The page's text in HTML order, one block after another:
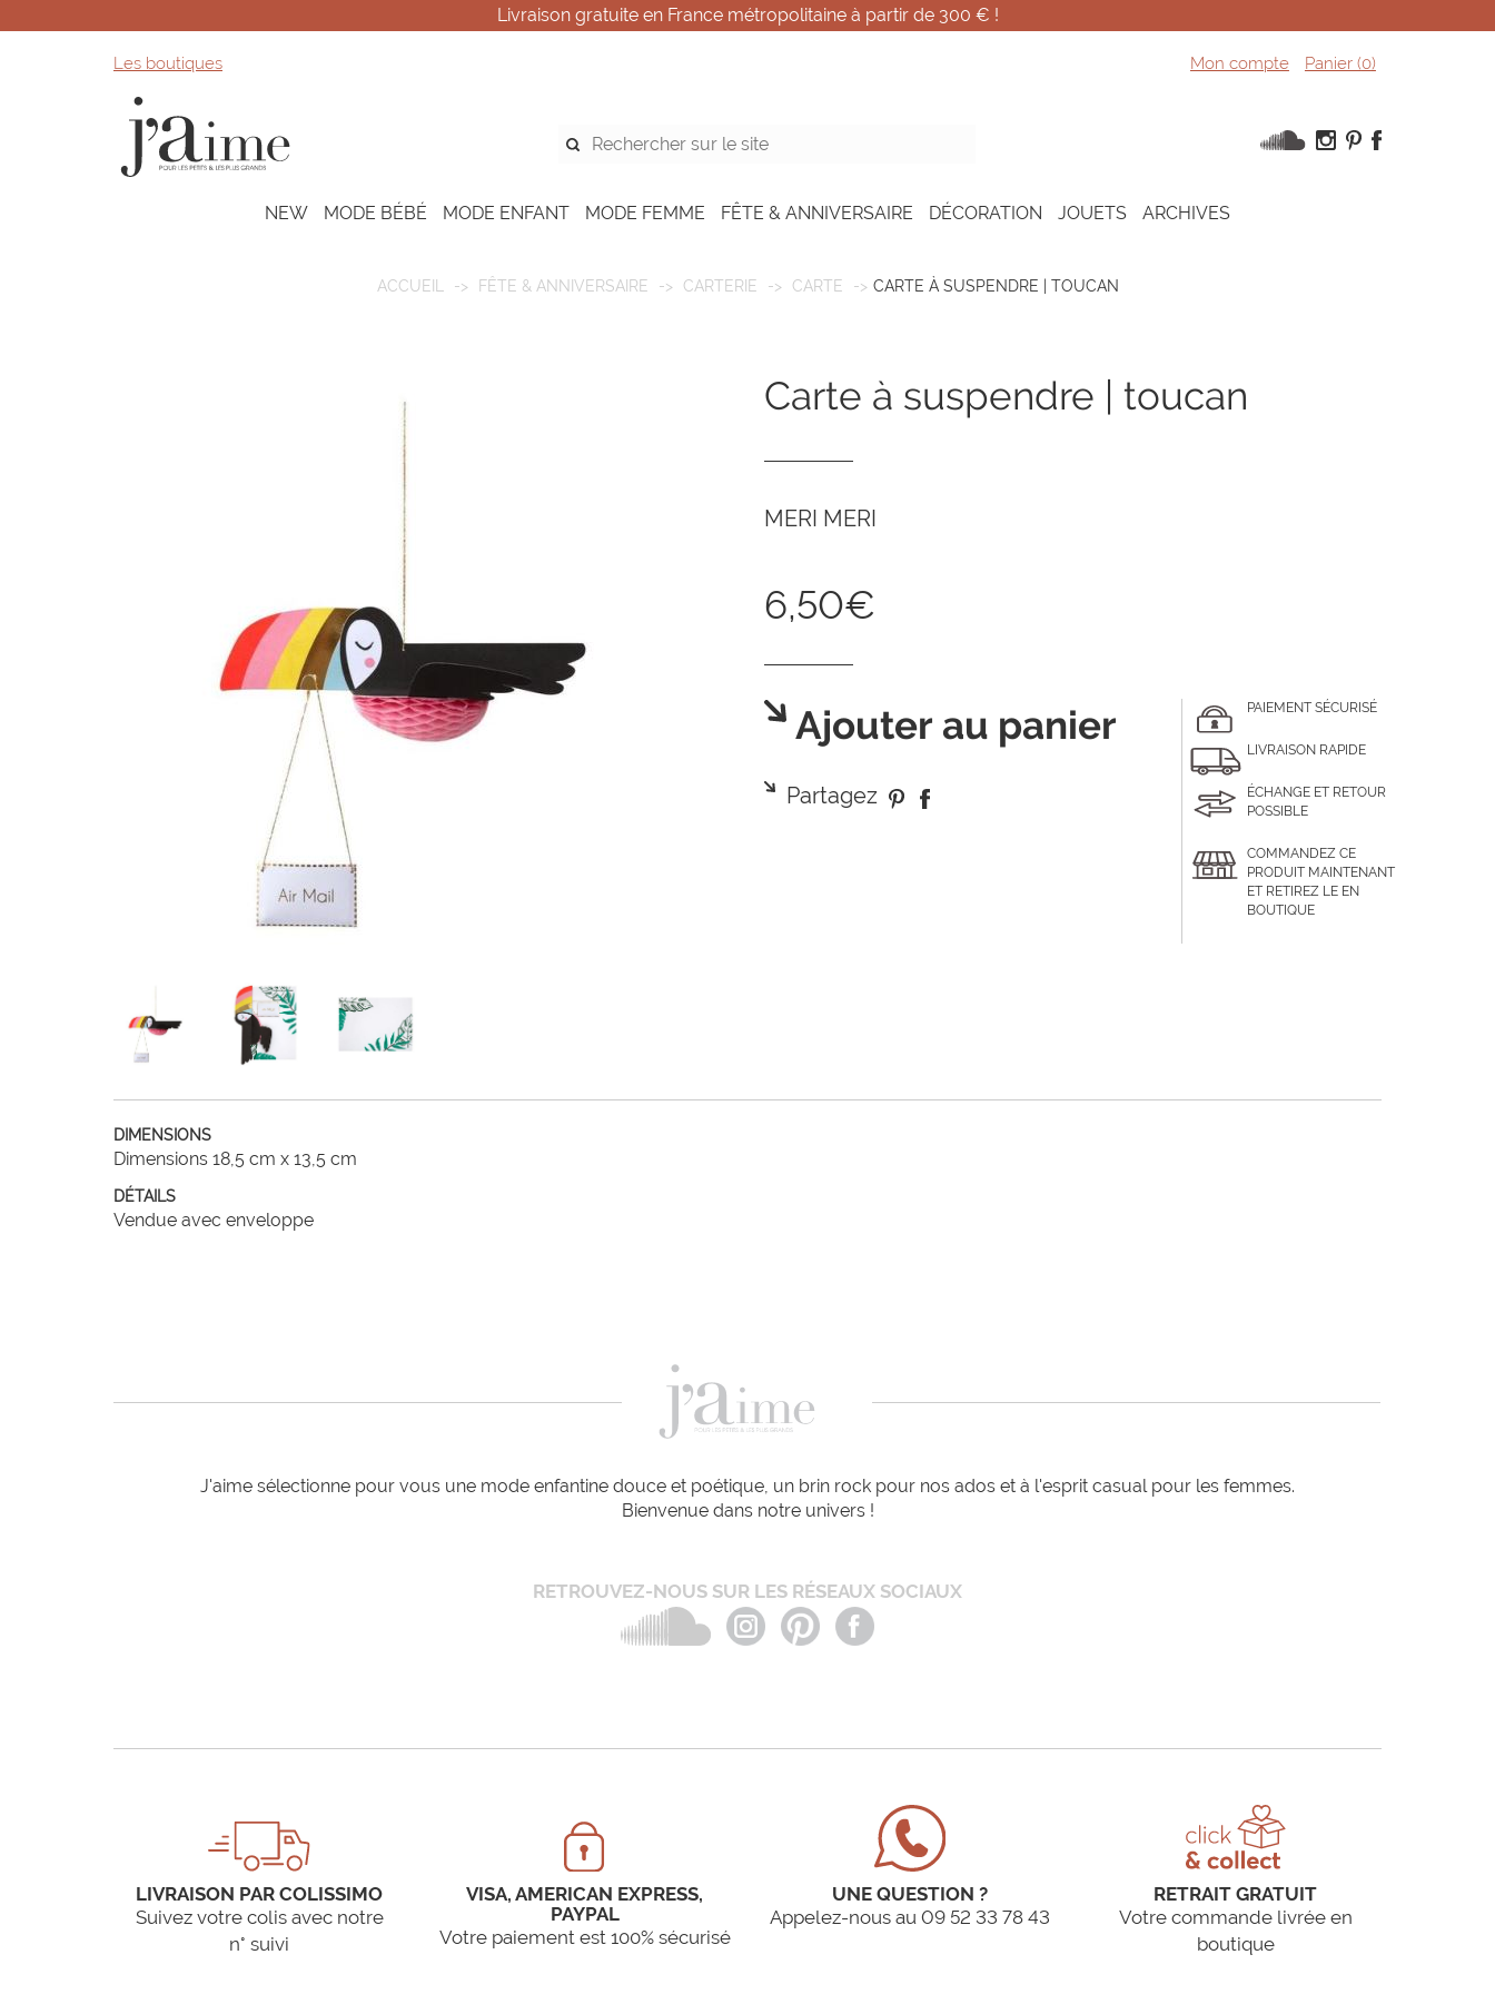
Livraison gratuite en France métropolitaine à partir de 300 € !
Les boutiques Mon compte Panier (0)
NEW MODE BÉBÉ MODE ENFANT MODE FEMME FÊTE & ANNIVERSAIRE DÉCORATION JOUETS ARCHIVES
ACCUEIL FÊTE & ANNIVERSAIRE CARTERIE CARTE CARTE À SUSPENDRE | TOUCAN
carte à suspendre | toucan
MERI MERI
6,50€
Ajouter au panier
Partagez
PAIEMENT SÉCURISÉ
LIVRAISON RAPIDE
ÉCHANGE ET RETOUR
POSSIBLE
COMMANDEZ CE
PRODUIT MAINTENANT
ET RETIREZ LE EN
BOUTIQUE
DIMENSIONS
Dimensions 18,5 cm x 13,5 cm
DÉTAILS
Vendue avec enveloppe
J'aime sélectionne pour vous une mode enfantine douce et poétique, un brin rock pour nos ados et à l'esprit casual pour les femmes.
Bienvenue dans notre univers !
RETROUVEZ-NOUS SUR LES RÉSEAUX SOCIAUX
LIVRAISON PAR COLISSIMO
Suivez votre colis avec notre
n° suivi
VISA, AMERICAN EXPRESS,
PAYPAL
Votre paiement est 100% sécurisé
UNE QUESTION ?
Appelez-nous au 09 52 33 78 43
RETRAIT GRATUIT
Votre commande livrée en
boutique